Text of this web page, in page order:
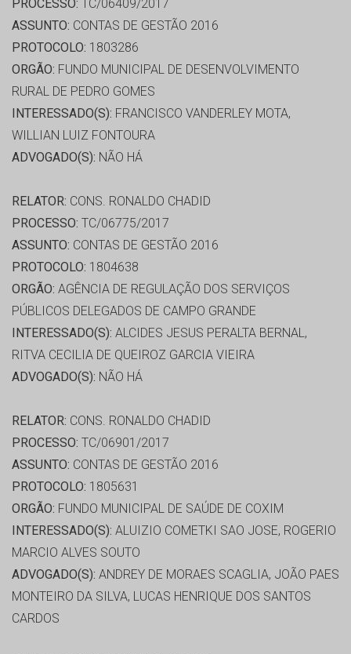
PROCESSO: TC/06409/2017
ASSUNTO: CONTAS DE GESTÃO 2016
PROTOCOLO: 1803286
ORGÃO: FUNDO MUNICIPAL DE DESENVOLVIMENTO
RURAL DE PEDRO GOMES
INTERESSADO(S): FRANCISCO VANDERLEY MOTA,
WILLIAN LUIZ FONTOURA
ADVOGADO(S): NÃO HÁ
RELATOR: CONS. RONALDO CHADID
PROCESSO: TC/06775/2017
ASSUNTO: CONTAS DE GESTÃO 2016
PROTOCOLO: 1804638
ORGÃO: AGÊNCIA DE REGULAÇÃO DOS SERVIÇOS
PÚBLICOS DELEGADOS DE CAMPO GRANDE
INTERESSADO(S): ALCIDES JESUS PERALTA BERNAL,
RITVA CECILIA DE QUEIROZ GARCIA VIEIRA
ADVOGADO(S): NÃO HÁ
RELATOR: CONS. RONALDO CHADID
PROCESSO: TC/06901/2017
ASSUNTO: CONTAS DE GESTÃO 2016
PROTOCOLO: 1805631
ORGÃO: FUNDO MUNICIPAL DE SAÚDE DE COXIM
INTERESSADO(S): ALUIZIO COMETKI SAO JOSE, ROGERIO
MARCIO ALVES SOUTO
ADVOGADO(S): ANDREY DE MORAES SCAGLIA, JOÃO PAES
MONTEIRO DA SILVA, LUCAS HENRIQUE DOS SANTOS
CARDOS